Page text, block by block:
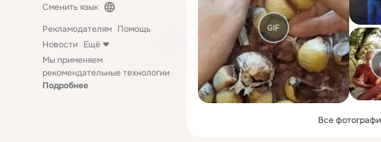
Сменить язык
Рекламодателям Помощь
Новости Ещё
Мы применяем
рекомендательные технологии
Подробнее
GIF
Все